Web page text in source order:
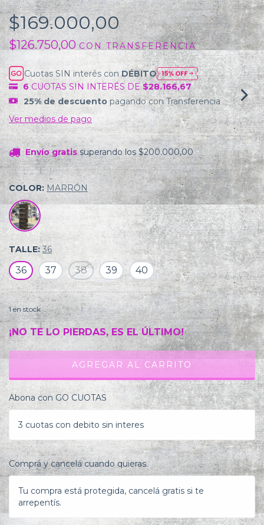
$169.000,00
$126.750,00 CON TRANSFERENCIA
Cuotas SIN interés conDÉBITO
6 CUOTAS SIN INTERÉS DE$28.166,67
25% de descuento pagando con Transferencia
Ver medios de pago
Envío gratis superando los $200.000,00
COLOR: MARRÓN
TALLE: 36
36 37 38 39 40
1en stock
¡NO TE LO PIERDAS, ES EL ÚLTIMO!
Abona con GO CUOTAS
3 cuotas con debito sin interes
Comprá y cancelá cuando quieras.
Tu compra está protegida, cancelá gratis si te
arrepentís.